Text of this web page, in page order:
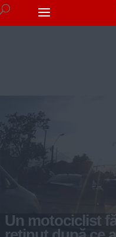
Un motociclist